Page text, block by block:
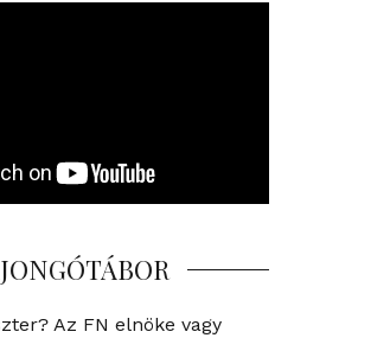
Az FN elnöke vagy